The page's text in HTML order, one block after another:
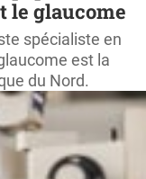
le glaucome
spécialiste en
est la
du Nord.